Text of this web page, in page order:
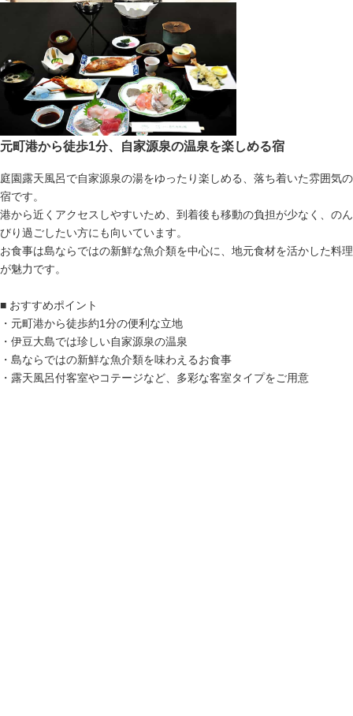
元町港から徒歩1分、自家源泉の温泉を楽しめる宿
庭園露天風呂で自家源泉の湯をゆったり楽しめる、落ち着いた雰囲気の
宿です。
港から近くアクセスしやすいため、到着後も移動の負担が少なく、のん
びり過ごしたい方にも向いています。
お食事は島ならではの新鮮な魚介類を中心に、地元食材を活かした料理
が魅力です。
■ おすすめポイント
・元町港から徒歩約1分の便利な立地
・伊豆大島では珍しい自家源泉の温泉
・島ならではの新鮮な魚介類を味わえるお食事
・露天風呂付客室やコテージなど、多彩な客室タイプをご用意